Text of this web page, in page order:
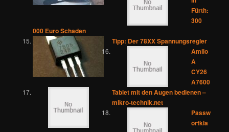
Fürth:
300
000 Euro Schaden
Tipp: Der 78XX Spannungsregler
Amilo
A
CY26
A7600
Tablet mit den Augen bedienen –
mikro-technik.net
Passw
ortkla